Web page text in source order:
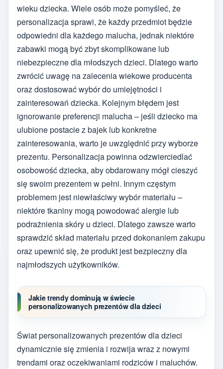
wieku dziecka. Wiele osób może pomyśleć, że
personalizacja sprawi, że każdy przedmiot będzie
odpowiedni dla każdego malucha, jednak niektóre
zabawki mogą być zbyt skomplikowane lub
niebezpieczne dla młodszych dzieci. Dlatego warto
zwrócić uwagę na zalecenia wiekowe producenta
oraz dostosować wybór do umiejętności i
zainteresowań dziecka. Kolejnym błędem jest
ignorowanie preferencji malucha – jeśli dziecko ma
ulubione postacie z bajek lub konkretne
zainteresowania, warto je uwzględnić przy wyborze
prezentu. Personalizacja powinna odzwierciedlać
osobowość dziecka, aby obdarowany mógł cieszyć
się swoim prezentem w pełni. Innym częstym
problemem jest niewłaściwy wybór materiału –
niektóre tkaniny mogą powodować alergie lub
podrażnienia skóry u dzieci. Dlatego zawsze warto
sprawdzić skład materiału przed dokonaniem zakupu
oraz upewnić się, że produkt jest bezpieczny dla
najmłodszych użytkowników.
Jakie trendy dominują w świecie
personalizowanych prezentów dla dzieci
Świat personalizowanych prezentów dla dzieci
dynamicznie się zmienia i rozwija wraz z nowymi
trendami oraz oczekiwaniami rodziców i maluchów.